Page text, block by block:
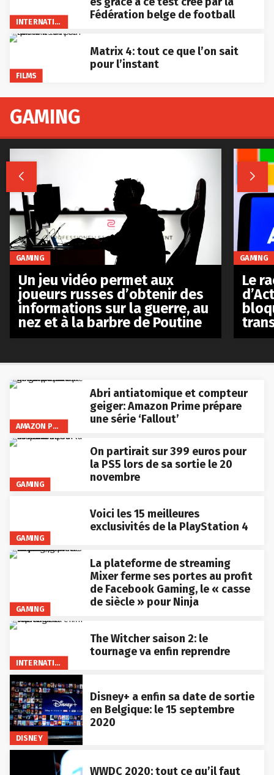
INTERNATIONAL
Fédération belge de football
FILMS
Matrix 4: tout ce que l’on sait
pour l’instant
AMAZON PRIME VIDEO
Abri antiatomique et compteur
geiger: Amazon Prime prépare
une série ‘Fallout’
GAMING
On partirait sur 399 euros pour
la PS5 lors de sa sortie le 20
novembre
GAMING
Voici les 15 meilleures
exclusivités de la PlayStation 4
GAMING
La plateforme de streaming
Mixer ferme ses portes au profit
de Facebook Gaming, le « casse
de siècle » pour Ninja
INTERNATIONAL
The Witcher saison 2: le
tournage va enfin reprendre
DISNEY
Disney+ a enfin sa date de sortie
en Belgique: le 15 septembre
2020
WWDC 2020: tout ce qu’il faut
GAMING
 
GAMING
Un jeu vidéo permet aux
joueurs russes d’obtenir des
informations sur la guerre, au
nez et à la barbre de Poutine
GAMING
Le